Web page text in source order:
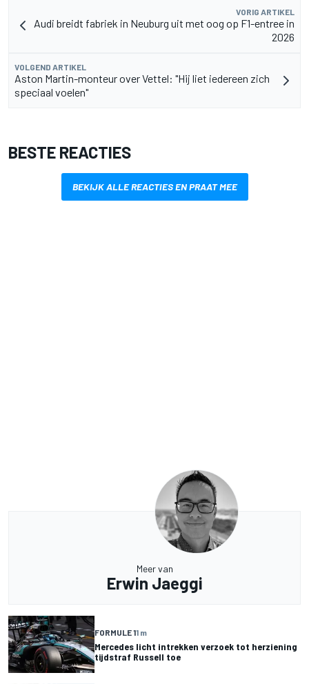
VORIG ARTIKEL
Audi breidt fabriek in Neuburg uit met oog op F1-entree in
2026
VOLGEND ARTIKEL
Aston Martin-monteur over Vettel: "Hij liet iedereen zich
speciaal voelen"
BESTE REACTIES
BEKIJK ALLE REACTIES EN PRAAT MEE
Meer van
Erwin Jaeggi
FORMULE 11 m
Mercedes licht intrekken verzoek tot herziening
tijdstraf Russell toe